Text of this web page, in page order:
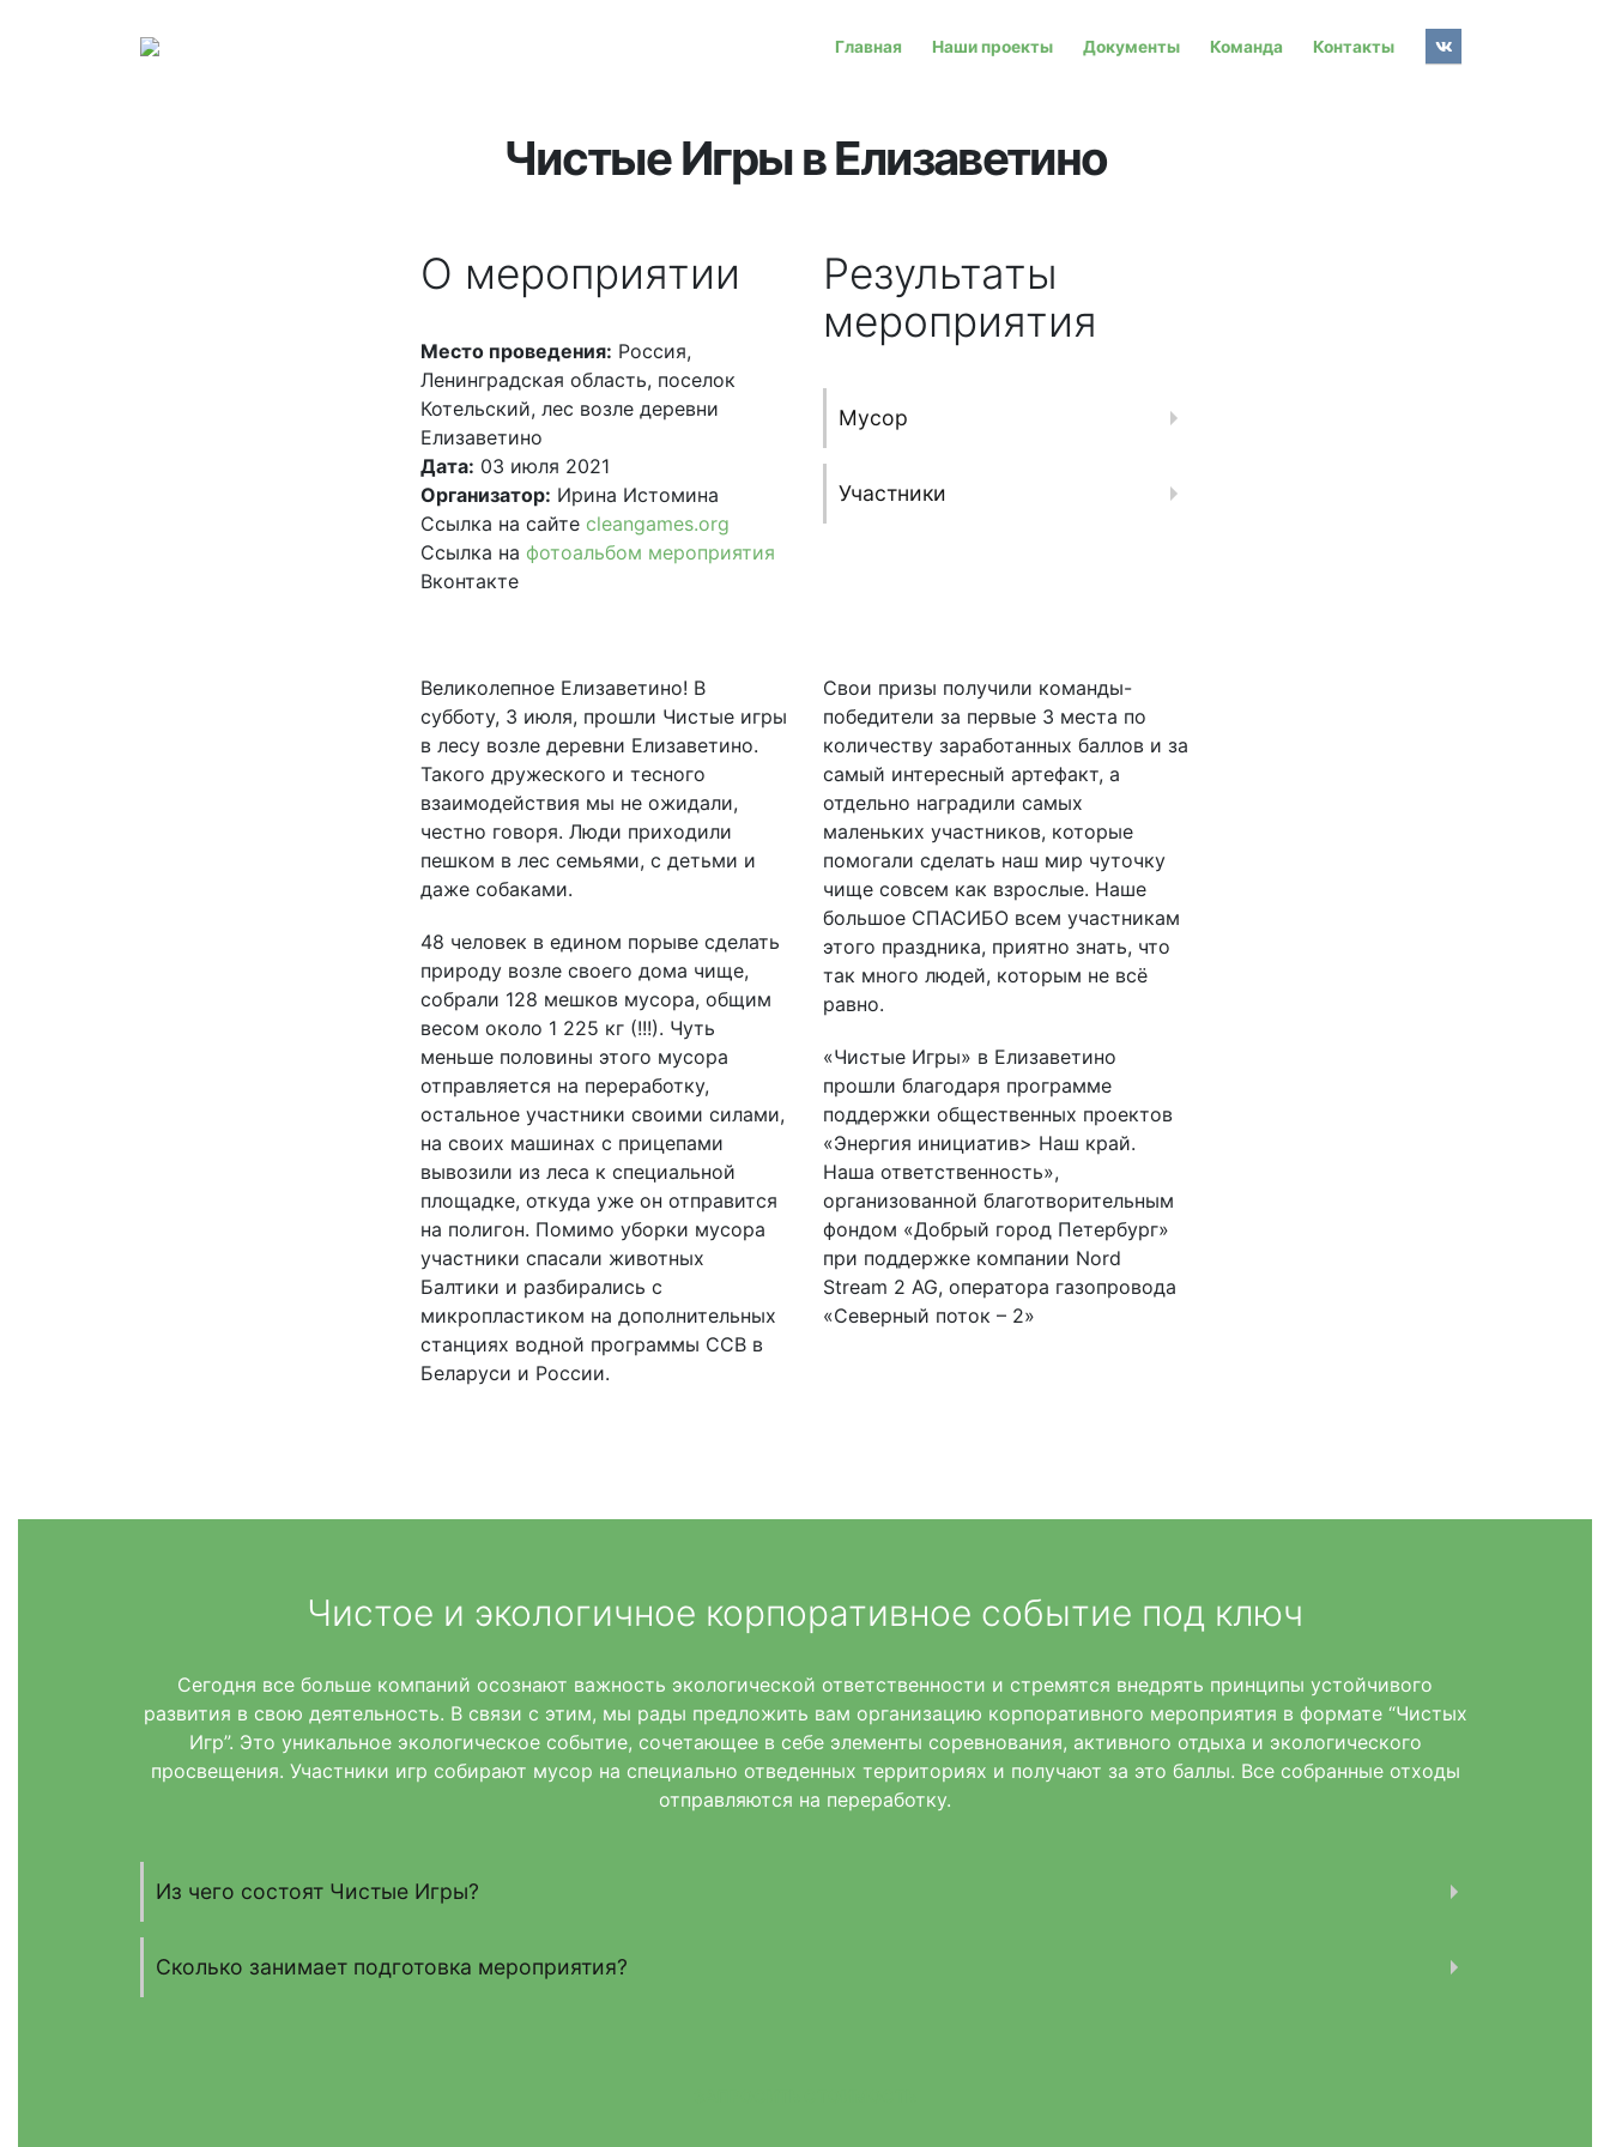
Главная Наши проекты Документы Команда Контакты
Чистые Игры в Елизаветино
О мероприятии
Место проведения: Россия,
Ленинградская область, поселок
Котельский, лес возле деревни
Елизаветино
Дата: 03 июля 2021
Организатор: Ирина Истомина
Ссылка на сайте cleangames.org
Ссылка на фотоальбом мероприятия
Вконтакте
Результаты
мероприятия
Мусор
Участники
Великолепное Елизаветино! В
субботу, 3 июля, прошли Чистые игры
в лесу возле деревни Елизаветино.
Такого дружеского и тесного
взаимодействия мы не ожидали,
честно говоря. Люди приходили
пешком в лес семьями, с детьми и
даже собаками.
48 человек в едином порыве сделать
природу возле своего дома чище,
собрали 128 мешков мусора, общим
весом около 1 225 кг (!!!). Чуть
меньше половины этого мусора
отправляется на переработку,
остальное участники своими силами,
на своих машинах с прицепами
вывозили из леса к специальной
площадке, откуда уже он отправится
на полигон. Помимо уборки мусора
участники спасали животных
Балтики и разбирались с
микропластиком на дополнительных
станциях водной программы CCB в
Беларуси и России.
Свои призы получили команды-
победители за первые 3 места по
количеству заработанных баллов и за
самый интересный артефакт, а
отдельно наградили самых
маленьких участников, которые
помогали сделать наш мир чуточку
чище совсем как взрослые. Наше
большое СПАСИБО всем участникам
этого праздника, приятно знать, что
так много людей, которым не всё
равно.
«Чистые Игры» в Елизаветино
прошли благодаря программе
поддержки общественных проектов
«Энергия инициатив> Наш край.
Наша ответственность»,
организованной благотворительным
фондом «Добрый город Петербург»
при поддержке компании Nord
Stream 2 AG, оператора газопровода
«Северный поток – 2»
Чистое и экологичное корпоративное событие под ключ
Сегодня все больше компаний осознают важность экологической ответственности и стремятся внедрять принципы устойчивого
развития в свою деятельность. В связи с этим, мы рады предложить вам организацию корпоративного мероприятия в формате “Чистых
Игр”. Это уникальное экологическое событие, сочетающее в себе элементы соревнования, активного отдыха и экологического
просвещения. Участники игр собирают мусор на специально отведенных территориях и получают за это баллы. Все собранные отходы
отправляются на переработку.
Из чего состоят Чистые Игры?
Сколько занимает подготовка мероприятия?